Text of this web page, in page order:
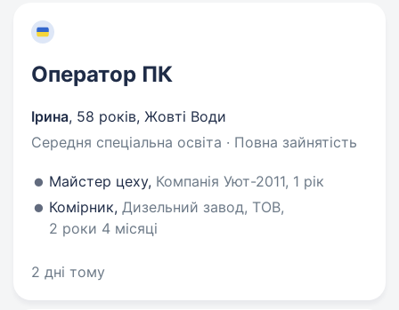
Оператор ПК
Ірина, 58 років, Жовті Води
Середня спеціальна освіта · Повна зайнятість
Майстер цеху, Компанія Уют-2011, 1 рік
Комірник, Дизельний завод, ТОВ,
2 роки 4 місяці
2 дні тому